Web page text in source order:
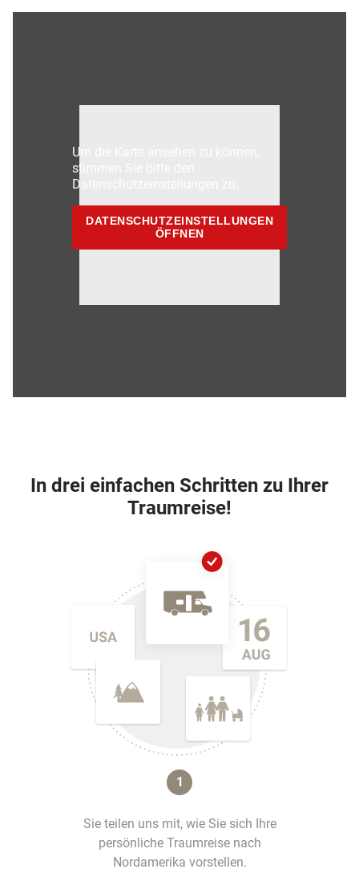
Um die Karte ansehen zu können,
stimmen Sie bitte den
Datenschutzeinstellungen zu.
DATENSCHUTZEINSTELLUNGEN
ÖFFNEN
In drei einfachen Schritten zu Ihrer
Traumreise!
1
Sie teilen uns mit, wie Sie sich Ihre
persönliche Traumreise nach
Nordamerika vorstellen.